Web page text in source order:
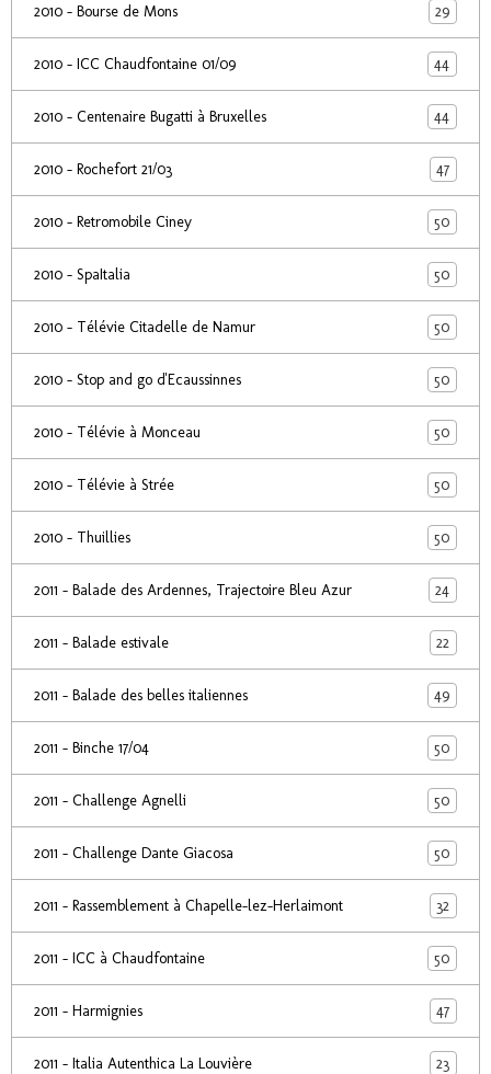
2010 - Bourse de Mons 29
2010 - ICC Chaudfontaine 01/09 44
2010 - Centenaire Bugatti à Bruxelles 44
2010 - Rochefort 21/03 47
2010 - Retromobile Ciney 50
2010 - SpaItalia 50
2010 - Télévie Citadelle de Namur 50
2010 - Stop and go d'Ecaussinnes 50
2010 - Télévie à Monceau 50
2010 - Télévie à Strée 50
2010 - Thuillies 50
2011 - Balade des Ardennes, Trajectoire Bleu Azur 24
2011 - Balade estivale 22
2011 - Balade des belles italiennes 49
2011 - Binche 17/04 50
2011 - Challenge Agnelli 50
2011 - Challenge Dante Giacosa 50
2011 - Rassemblement à Chapelle-lez-Herlaimont 32
2011 - ICC à Chaudfontaine 50
2011 - Harmignies 47
2011 - Italia Autenthica La Louvière 23